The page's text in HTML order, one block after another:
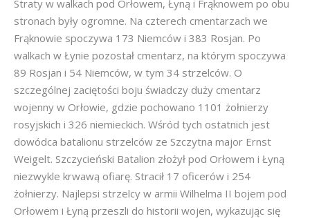
Straty w walkach pod Orłowem, Łyną i Frąknowem po obu
stronach były ogromne. Na czterech cmentarzach we
Frąknowie spoczywa 173 Niemców i 383 Rosjan. Po
walkach w Łynie pozostał cmentarz, na którym spoczywa
89 Rosjan i 54 Niemców, w tym 34 strzelców. O
szczególnej zaciętości boju świadczy duży cmentarz
wojenny w Orłowie, gdzie pochowano 1101 żołnierzy
rosyjskich i 326 niemieckich. Wśród tych ostatnich jest
dowódca batalionu strzelców ze Szczytna major Ernst
Weigelt. Szczycieński Batalion złożył pod Orłowem i Łyną
niezwykle krwawą ofiarę. Stracił 17 oficerów i 254
żołnierzy. Najlepsi strzelcy w armii Wilhelma II bojem pod
Orłowem i Łyną przeszli do historii wojen, wykazując się